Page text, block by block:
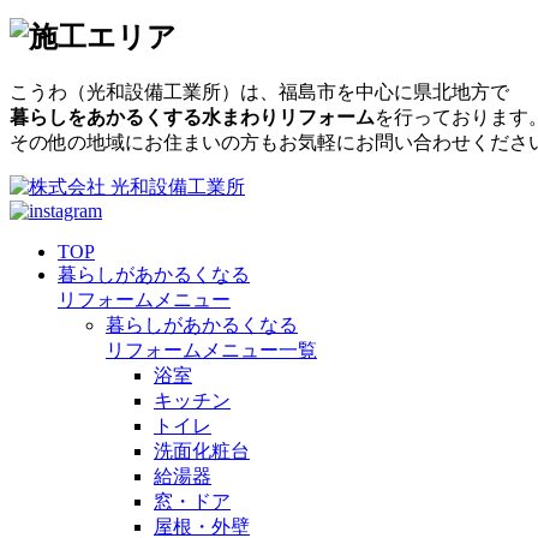
こうわ（光和設備工業所） は、福島市を中心に県北地方で
暮らしをあかるくする水まわりリフォームを行っております
その他の地域にお住まいの方もお気軽にお問い合わせくださ
TOP
暮らしがあかるくなる
リフォームメニュー
暮らしがあかるくなる
リフォームメニュー一覧
浴室
キッチン
トイレ
洗面化粧台
給湯器
窓・ドア
屋根・外壁